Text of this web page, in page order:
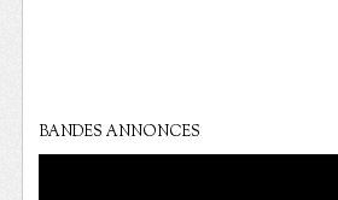
BANDES ANNONCES